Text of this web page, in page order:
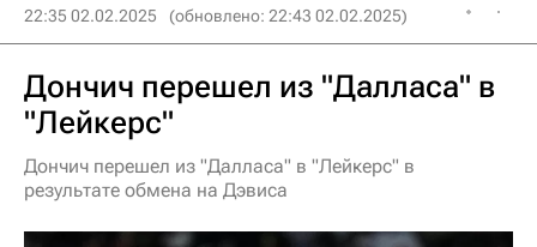
22:35 02.02.2025 (обновлено: 22:43 02.02.2025)
Дончич перешел из "Далласа" в
"Лейкерс"
Дончич перешел из "Далласа" в "Лейкерс" в
результате обмена на Дэвиса